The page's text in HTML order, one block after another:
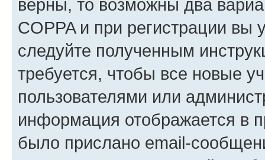
верны, то возможны два
COPPA и при регистрации вы
следуйте полученным
требуется, чтобы все новые
пользователями или
информация отображается в
было прислано email-